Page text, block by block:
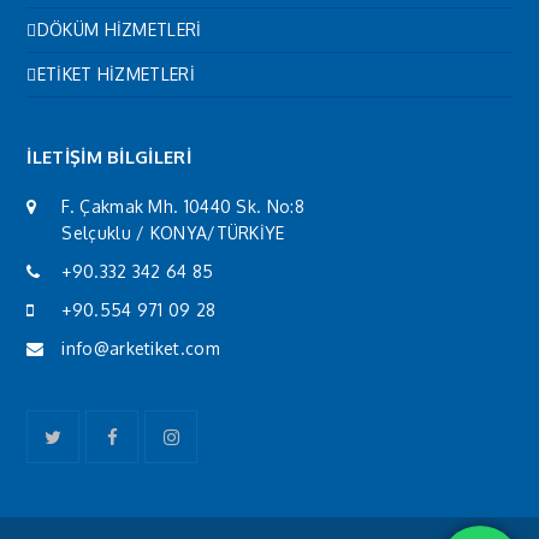
DÖKÜM HİZMETLERİ
ETİKET HİZMETLERİ
İLETİŞİM BİLGİLERİ
F. Çakmak Mh. 10440 Sk. No:8
Selçuklu / KONYA/TÜRKİYE
+90.332 342 64 85
+90.554 971 09 28
info@arketiket.com
TwitterFacebookInstagram